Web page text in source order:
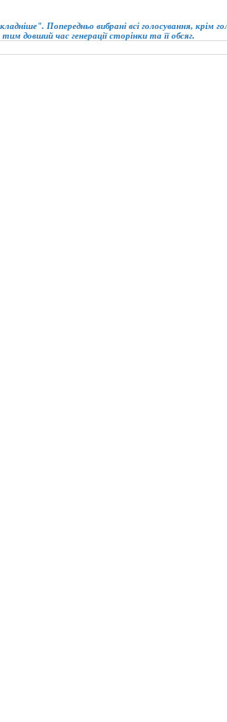
Попередньо вибрані всі голосування, крім
довший час генерації сторінки та її обсяг.